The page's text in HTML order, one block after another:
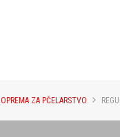
OPREMA ZA PČELARSTVO